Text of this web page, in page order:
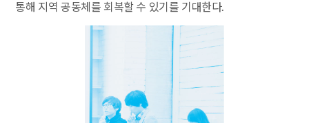
통해 지역 공동체를 회복할 수 있기를 기대한다.